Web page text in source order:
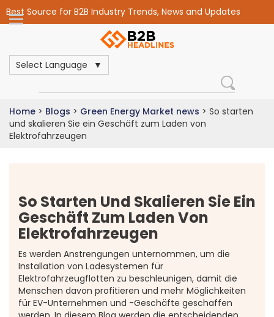
Best Source for B2B Industry Trends, News and Updates
Select Language
Home > Blogs > Green Energy Market news > So starten
und skalieren Sie ein Geschäft zum Laden von
Elektrofahrzeugen
So Starten Und Skalieren Sie Ein
Geschäft Zum Laden Von
Elektrofahrzeugen
Es werden Anstrengungen unternommen, um die
Installation von Ladesystemen für
Elektrofahrzeugflotten zu beschleunigen, damit die
Menschen davon profitieren und mehr Möglichkeiten
für EV-Unternehmen und -Geschäfte geschaffen